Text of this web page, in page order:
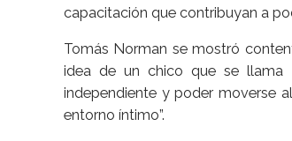
capacitación que contribuyan a
Tomás Norman se mostró
idea de un chico que se llama
independiente y poder moverse
entorno íntimo”.